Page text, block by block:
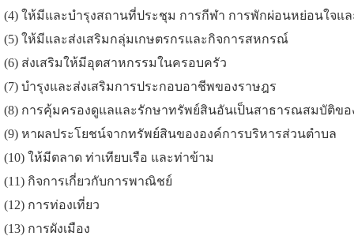
(4) ให้มีและบำรุงสถานที่ประชุม การกีฬา การพักผ่อนหย่อนใจแ
(5) ให้มีและส่งเสริมกลุ่มเกษตรกรและกิจการสหกรณ์
(6) ส่งเสริมให้มีอุตสาหกรรมในครอบครัว
(7) บำรุงและส่งเสริมการประกอบอาชีพของราษฎร
(8) การคุ้มครองดูแลและรักษาทรัพย์สินอันเป็นสาธารณสมบัติข
(9) หาผลประโยชน์จากทรัพย์สินขององค์การบริหารส่วนตำบล
(10) ให้มีตลาด ท่าเทียบเรือ และท่าข้าม
(11) กิจการเกี่ยวกับการพาณิชย์
(12) การท่องเที่ยว
(13) การผังเมือง